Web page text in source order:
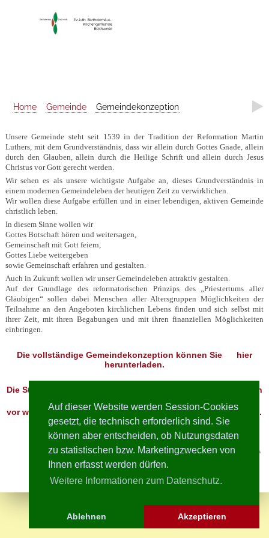
Auf dieser Website werden Session-Cookies
gesetzt, die technisch erforderlich sind. Sie
können aber entscheiden, ob Nutzungsdaten
zu statistischen bzw. Marketingzwecken von
Ihnen erfasst werden dürfen.
Weitere Informationen zum Datenschutz.
Ablehnen Akzeptieren
Home Gemeinde Gemeindekonzeption
Unsere Gemeinde steht seit 1539 in der Tradition der Reformation Martin
Luthers, mit dem Grundverständnis, dass wir allein durch Gottes Gnade, allein
durch den Glauben, allein durch die Heilige Schrift und allein durch Jesus
Christus vor Gott gerecht werden.
Wir sehen es als unsere wichtigste Aufgabe an, dieses Grundverständnis in
einem modernen Gemeindeleben der heutigen Zeit zu verwirklichen.
Wir wollen diese Aufgabe erfüllen und in einer lebendigen, aktiven Gemeinde
christlich leben.
In diesem Sinne wollen wir
Gottes Botschaft hören und weitersagen,
Gemeinschaft mit Gott feiern,
Gottes Liebe weitergeben
sowie Gemeinschaft erfahren und gestalten.
Auch in Zukunft wollen wir unser Gemeindeleben attraktiv gestalten.
Auf der Grundlage des reformatorischen Prinzips des „Priestertums aller
Gläubigen“ sollen dabei Menschen aller Altersgruppen Möglichkeiten der
Teilnahme an den Angeboten kirchlichen Lebens finden und sich selbst mit
ihrer Zeit, mit ihren Begabungen und mit ihren finanziellen Möglichkeiten
einbringen.
Die vollständige Gemeindekonzeption können Sie
hier
herunterladen.
Die Studie der EKD
von
vor welchen Herausforderungen auch unsere Gemeinde steht.
Sie kann
hierheruntergeladen werden.
Besucher heute: 2 / 16649